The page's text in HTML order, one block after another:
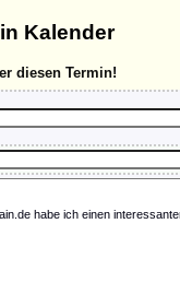
Kalender
diesen Termin!